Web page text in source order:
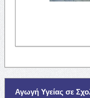
Αγωγή Υγείας σε